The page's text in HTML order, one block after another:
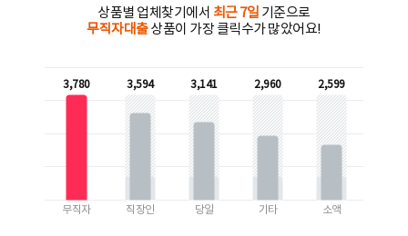
상품별 업체찾기에서 최근 7일 기준으로
무직자대출상품이 가장 클릭수가 많았어요!
3,780
무직자
3,594
직장인
3,141
당일
2,960
기타
2,599
소액